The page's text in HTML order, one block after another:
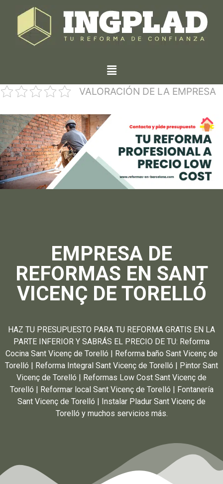
VALORACIÓN DE LA EMPRESA
EMPRESA DE
REFORMAS EN SANT
VICENÇ DE TORELLÓ
HAZ TU PRESUPUESTO PARA TU REFORMA GRATIS EN LA
PARTE INFERIOR Y SABRÁS EL PRECIO DE TU: Reforma
Cocina Sant Vicenç de Torelló | Reforma baño Sant Vicenç de
Torelló | Reforma Integral Sant Vicenç de Torelló | Pintor Sant
Vicenç de Torelló | Reformas Low Cost Sant Vicenç de
Torelló | Reformar local Sant Vicenç de Torelló | Fontanería
Sant Vicenç de Torelló | Instalar Pladur Sant Vicenç de
Torelló y muchos servicios más.